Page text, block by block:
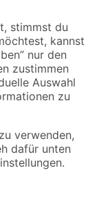
sind unter
beziehen
hier